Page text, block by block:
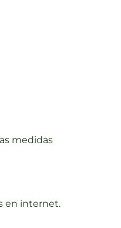
medidas
en internet.